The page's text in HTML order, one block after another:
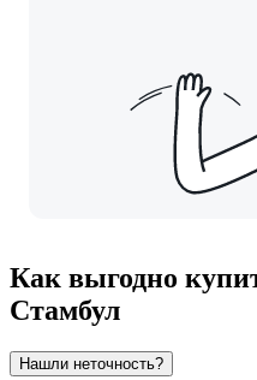
Как выгодно
Стамбул
Нашли неточность?